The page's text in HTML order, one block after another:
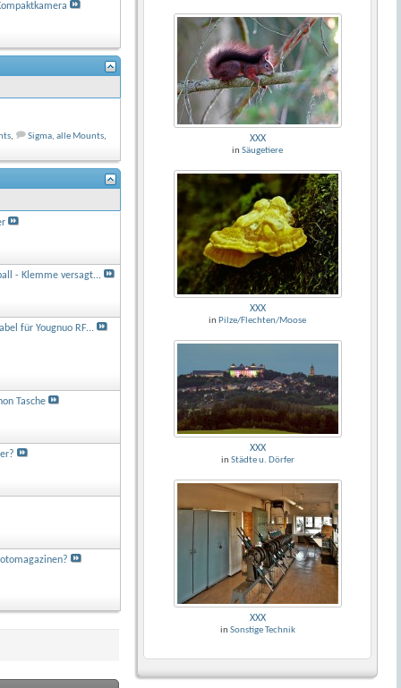
, Sigma, alle Mounts,
- Klemme versagt...
für Yougnuo RF...
Tasche
XXX
inSäugetiere
XXX
in Pilze/Flechten/Moose
XXX
in Städte u. Dörfer
XXX
in Sonstige Technik